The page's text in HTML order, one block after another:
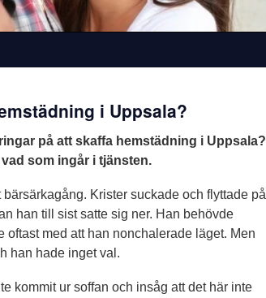
i Uppsala?
på att skaffa hemstädning i Uppsala?
som ingår i tjänsten.
Krister suckade och flyttade på
han till sist satte sig ner. Han behövde
med att han nonchalerade läget. Men
han hade inget val.
kommit ur soffan och insåg att det här inte